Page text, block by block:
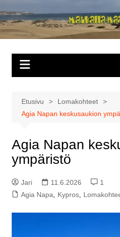
sisältöön
Etusivu
Lomakohteet
Agia Napan keskusaukion
Agia Napan
ympäristö
Jari 11.6.2026
1
Agia Napa
Kypros,